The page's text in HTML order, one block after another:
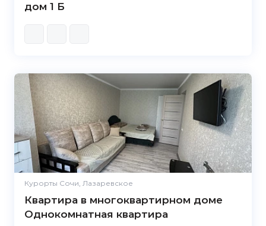
дом 1 Б
Курорты Сочи, Лазаревское
Квартира в многоквартирном доме
Однокомнатная квартира